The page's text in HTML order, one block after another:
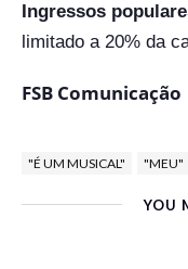
Ingressos
limitado a 20% da
FSB Comunicação
"É UM MUSICAL" "MEU"
YOU